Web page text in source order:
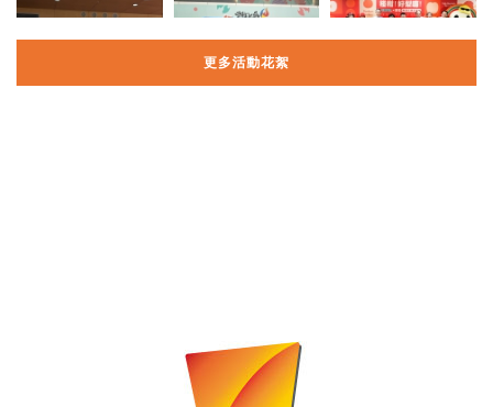
更多活動花絮